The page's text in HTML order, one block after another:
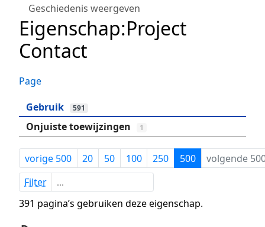
Geschiedenis weergeven
Eigenschap:Project
Contact
Page
Gebruik
591
Onjuiste toewijzingen 1
vorige 500 20 50 100 250 500
volgende
Filter
391 pagina’s gebruiken deze eigenschap.